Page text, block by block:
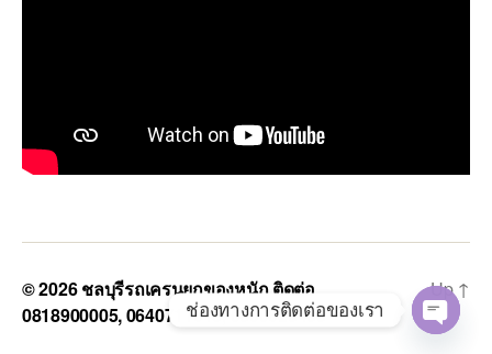
© 2026ชลบุรีรถเครนยกของหนัก ติดต่อ
0818900005, 0640711613, 0800628488
Up↑
ช่องทางการติดต่อของเรา